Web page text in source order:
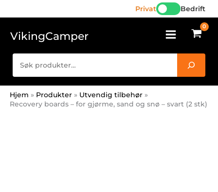
rett
innholdet
Privat Bedrift
VikingCamper
Hjem Produkter
Utvendig tilbehør
Recovery boards – for gjørme, sand og snø – svart (2 stk)
snø
antall